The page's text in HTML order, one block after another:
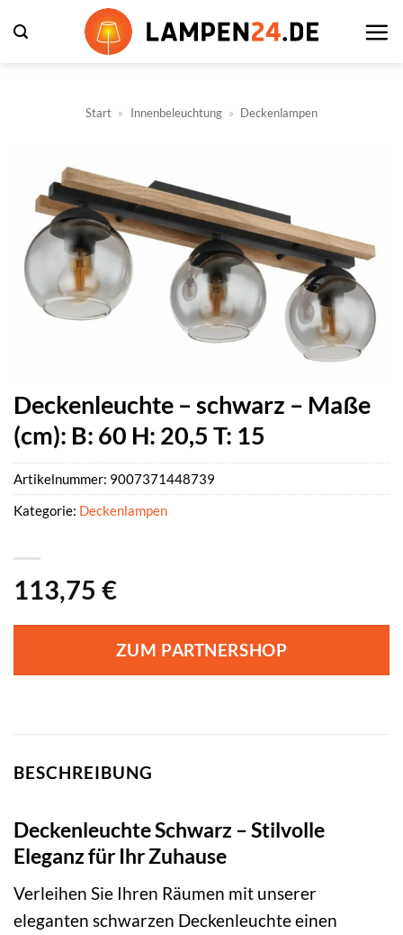
Inhalt
Start » Innenbeleuchtung » Deckenlampen
Deckenleuchte – schwarz – Maße
(cm): B: 60 H: 20,5 T: 15
113,75 €
ZUM PARTNERSHOP
Artikelnummer: 9007371448739
Kategorie: Deckenlampen
BESCHREIBUNG
Deckenleuchte Schwarz – Stilvolle
Eleganz für Ihr Zuhause
Verleihen Sie Ihren Räumen mit unserer
eleganten schwarzen Deckenleuchte einen